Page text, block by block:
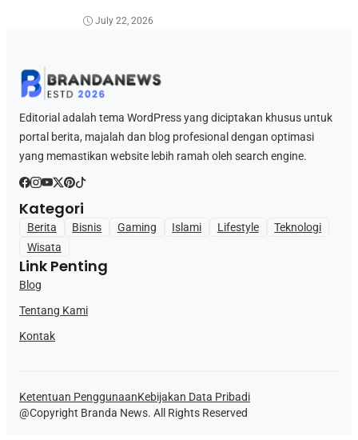
July 22, 2026
Editorial adalah tema WordPress yang diciptakan khusus untuk
portal berita, majalah dan blog profesional dengan optimasi
yang memastikan website lebih ramah oleh search engine.
Kategori
Berita Bisnis Gaming Islami Lifestyle
Teknologi
Wisata
Link Penting
Blog
Tentang Kami
Kontak
Ketentuan PenggunaanKebijakan Data Pribadi
@Copyright Branda News. All Rights Reserved